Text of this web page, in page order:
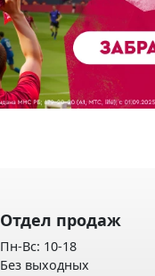
Отдел продаж
Пн-Вс: 10-18
Без выходных